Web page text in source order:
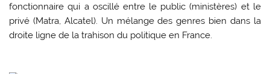
fonctionnaire qui a oscillé entre le public (ministères) et le
privé (Matra, Alcatel). Un mélange des genres bien dans la
droite ligne de la trahison du politique en France.